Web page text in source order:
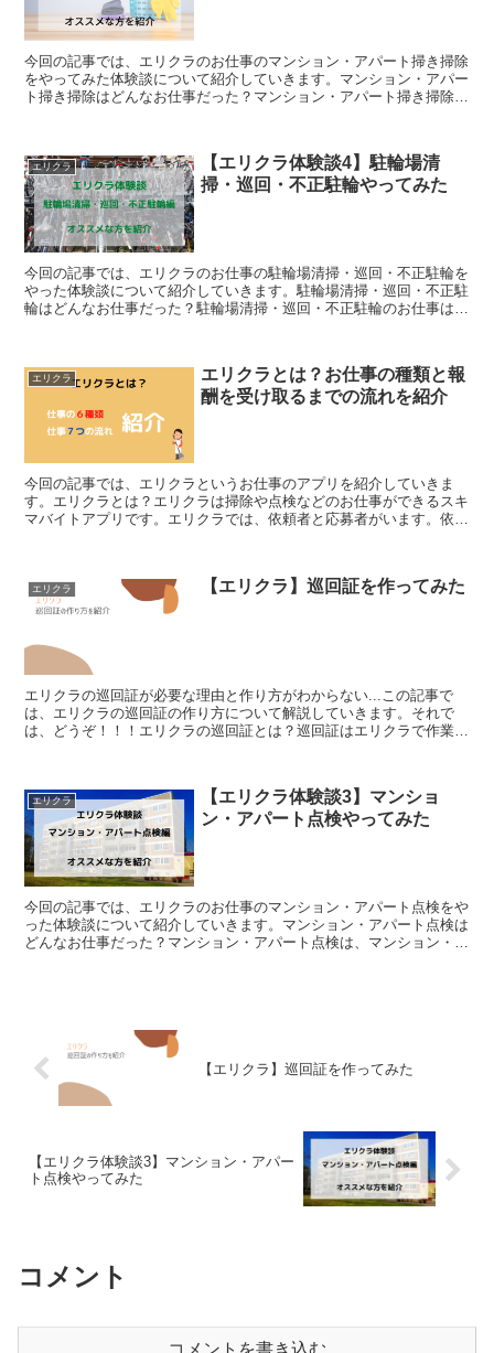
今回の記事では、エリクラのお仕事のマンション・アパート掃き掃除
をやってみた体験談について紹介していきます。マンション・アパー
ト掃き掃除はどんなお仕事だった？マンション・アパート掃き掃除は
エリクラ
【エリクラ体験談4】駐輪場清
掃・巡回・不正駐輪やってみた
今回の記事では、エリクラのお仕事の駐輪場清掃・巡回・不正駐輪を
やった体験談について紹介していきます。駐輪場清掃・巡回・不正駐
輪はどんなお仕事だった？駐輪場清掃・巡回・不正駐輪のお仕事は駐
エリクラ
エリクラとは？お仕事の種類と報
酬を受け取るまでの流れを紹介
今回の記事では、エリクラというお仕事のアプリを紹介していきま
す。エリクラとは？エリクラは掃除や点検などのお仕事ができるスキ
マバイトアプリです。エリクラでは、依頼者と応募者がいます。依頼
エリクラ 【エリクラ】巡回証を作ってみた
エリクラの巡回証が必要な理由と作り方がわからない...この記事で
は、エリクラの巡回証の作り方について解説していきます。それで
は、どうぞ！！！エリクラの巡回証とは？巡回証はエリクラで作業す
エリクラ
【エリクラ体験談3】マンショ
ン・アパート点検やってみた
今回の記事では、エリクラのお仕事のマンション・アパート点検をや
った体験談について紹介していきます。マンション・アパート点検は
どんなお仕事だった？マンション・アパート点検は、マンション・ア
【エリクラ】巡回証を作ってみた
【エリクラ体験談3】マンション・アパー
ト点検やってみた
コメント
コメントを書き込む